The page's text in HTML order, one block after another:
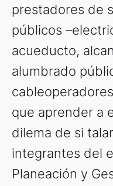
prestadores de
públicos
acueducto,
alumbrado
que aprender a
dilema de si
integrantes del
Planeación y